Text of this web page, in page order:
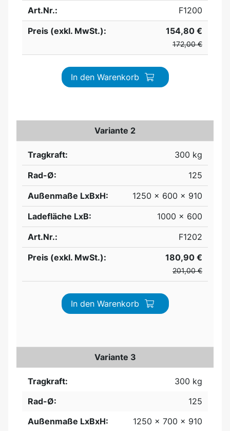
Art.Nr.:
F1200
Preis (exkl. MwSt.):
154,80 €
172,00 €
In den Warenkorb
Variante 2
Tragkraft:
300 kg
Rad-Ø:
125
Außenmaße LxBxH:
1250 x 600 x 910
Ladefläche LxB:
1000 x 600
Art.Nr.:
F1202
Preis (exkl. MwSt.):
180,90 €
201,00 €
In den Warenkorb
Variante 3
Tragkraft:
300 kg
Rad-Ø:
125
Außenmaße LxBxH:
1250 x 700 x 910